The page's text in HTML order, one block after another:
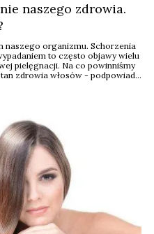
naszego zdrowia.
naszego organizmu. Schorzenia
to często objawy wielu
pielęgnacji. Na co powinniśmy
zdrowia włosów - podpowiada